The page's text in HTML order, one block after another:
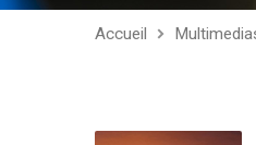
Accueil